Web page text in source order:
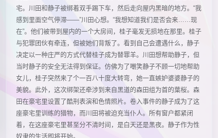
宅。川田和静子被绑着双手踢下车，然后走向屋内黑暗的地方。“我
感到里面空气停滞——”川田心想。“我想知道我们是否会来……现
在”。他们被带到屋内的一个大房间，桂子毫发无损地在那里。桂子
与犯罪团伙有牵连，但被她们背叛了。看到自己会遭遇什么，静子
决定以一种庄严的方式代替桂子成为替罪羊。川田想帮助静子，但
当时静子的安全无法得到保证。仿佛为了嘲笑静子不顾一切地帮助
女儿，桂子突然来了个一百八十度大转弯，她一直嫉妒婆婆静子的
美貌。此外，这次绑架还牵涉到来自黑道的森田组为首的葉桜。森
田在豪宅里设置了酷刑表演和色情照片。卷入事件的静子成为了这
座豪宅里训练的猎物，而川田将被迫充当仆人。所有窗户都紧闭
着，在这座豪宅里甚至分不清时间，是白天还是黑夜。静子作为性
奴隶的生活即将开始。